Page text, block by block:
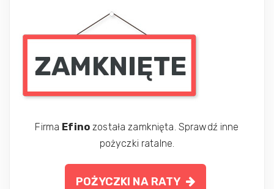
Firma Efino została zamknięta. Sprawdź inne
pożyczki ratalne.
POŻYCZKI NA RATY